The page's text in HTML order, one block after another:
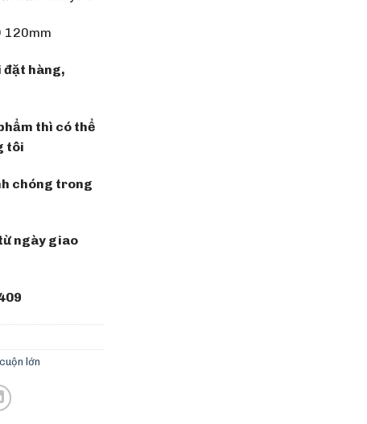
120mm
đặt hàng,
thì có thể
tôi
chóng trong
ngày giao
lớn